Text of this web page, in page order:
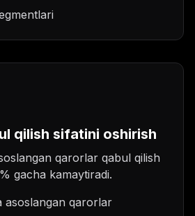
qilish sifatini oshirish
qarorlar qabul qilish
gacha kamaytiradi.
asoslangan qarorlar